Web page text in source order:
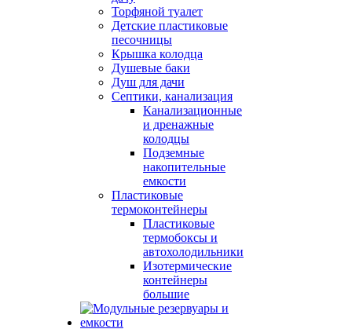
Торфяной туалет
Детские пластиковые
песочницы
Крышка колодца
Душевые баки
Душ для дачи
Септики, канализация
Канализационные
и дренажные
колодцы
Подземные
накопительные
емкости
Пластиковые
термоконтейнеры
Пластиковые
термобоксы и
автохолодильники
Изотермические
контейнеры
большие